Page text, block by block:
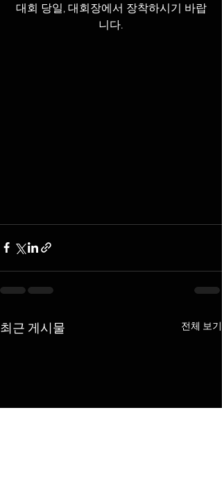
대회 당일, 대회장에서 장착하시기 바랍
니다.
최근 게시물 전체 보기